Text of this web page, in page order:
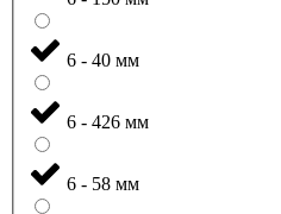
6 - 40 мм
6 - 426 мм
6 - 58 мм